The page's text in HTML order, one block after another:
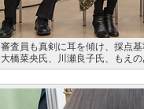
審査員も真剣に耳を傾け、採点
大橋菜央氏、川瀬良子氏、もえ